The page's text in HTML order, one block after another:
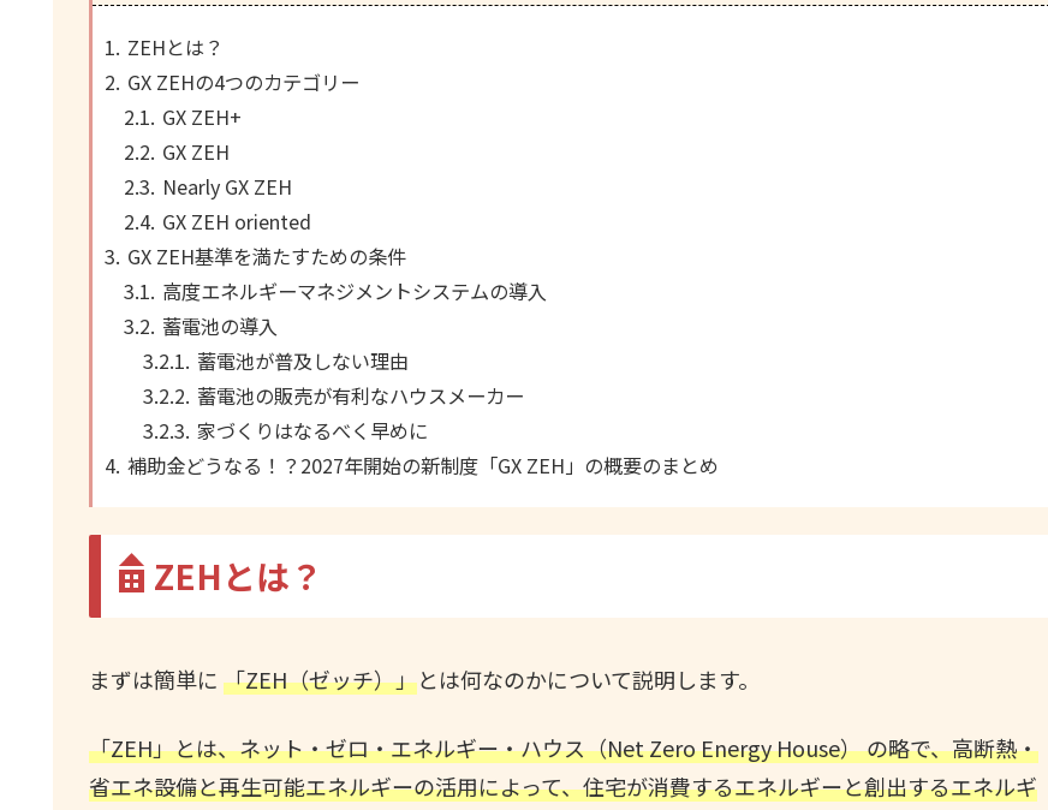
ZEHとは？
GX ZEHの4つのカテゴリー
GX ZEH+
GX ZEH
Nearly GX ZEH
GX ZEH oriented
GX ZEH基準を満たすための条件
高度エネルギーマネジメントシステムの導入
蓄電池の導入
蓄電池が普及しない理由
蓄電池の販売が有利なハウスメーカー
家づくりはなるべく早めに
補助金どうなる！？2027年開始の新制度「GX ZEH」の概要のまとめ
ZEHとは？
まずは簡単に 「ZEH（ゼッチ）」とは何なのかについて説明します。
「ZEH」とは、ネット・ゼロ・エネルギー・ハウス（Net Zero Energy House） の略で、高断熱・
省エネ設備と再生可能エネルギーの活用によって、住宅が消費するエネルギーと創出するエネルギ